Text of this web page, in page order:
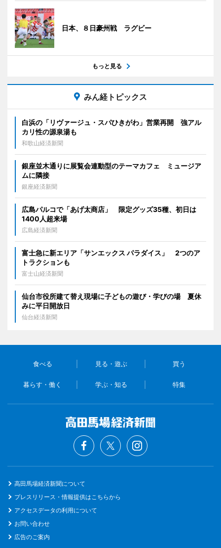
日本、８日豪州戦 ラグビー
もっと見る
みん経トピックス
白浜の「リヴァージュ・スパひきがわ」営業再開 強アル
カリ性の源泉湯も
和歌山経済新聞
銀座並木通りに展覧会連動型のテーマカフェ ミュージア
ムに隣接
銀座経済新聞
広島パルコで「あげ太商店」 限定グッズ35種、初日は
1400人超来場
広島経済新聞
富士急に新エリア「サンエックス パラダイス」 2つのア
トラクションも
富士山経済新聞
仙台市役所建て替え現場に子どもの遊び・学びの場 夏休
みに平日開放日
仙台経済新聞
食べる 見る・遊ぶ 買う
暮らす・働く 学ぶ・知る 特集
高田馬場経済新聞について
プレスリリース・情報提供はこちらから
アクセスデータの利用について
お問い合わせ
広告のご案内